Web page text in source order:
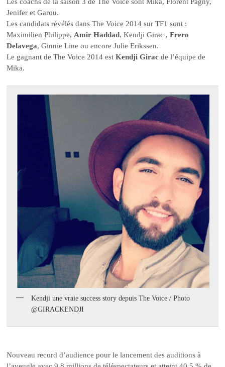
Jenifer et Garou.
Les candidats révélés dans The Voice 2014 sur TF1 sont :
Maximilien Philippe, Amir Haddad, Kendji Girac , Frero
Delavega, Ginnie Line ou encore Julie Erikssen.
Le gagnant de The Voice 2014 estKendji Girac de l’équipe de
Mika.
Kendji une vraie success story depuis The Voice / Photo
@GIRACKENDJI
Nouveau record d’audience pour le lancement des auditions à